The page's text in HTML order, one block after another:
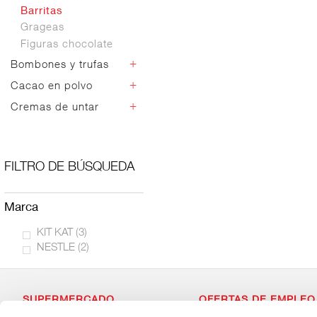
Polvorones
Mazapan
Varios navidad
Negros
Negros c/frutos
secos
Sin azucar
Barritas
Grageas
Figuras chocolate
Bombones y trufas
+
Bombones
Trufas
Cacao en polvo +
Cacao en polvo
Cremas de untar +
Otras cremas
FILTRO DE BÚSQUEDA
marca
KIT KAT (3)
NESTLE (2)
SUPERMERCADO OFERTAS DE EMPLEO